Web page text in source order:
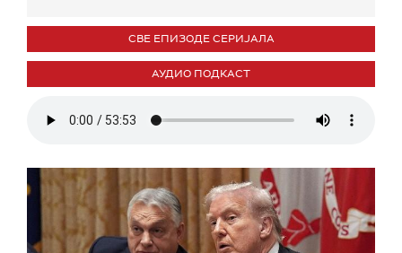
СВЕ ЕПИЗОДЕ СЕРИЈАЛА
АУДИО ПОДКАСТ